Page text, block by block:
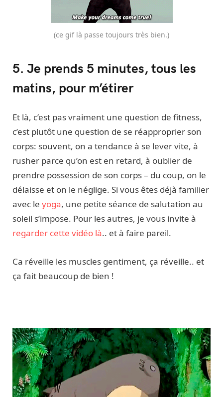
(ce gif là passe toujours très bien.)
5. Je prends 5 minutes, tous les
matins, pour m’étirer
Et là, c’est pas vraiment une question de fitness,
c’est plutôt une question de se réapproprier son
corps: souvent, on a tendance à se lever vite, à
rusher parce qu’on est en retard, à oublier de
prendre possession de son corps – du coup, on le
délaisse et on le néglige. Si vous êtes déjà familier
avec le yoga, une petite séance de salutation au
soleil s’impose. Pour les autres, je vous invite à
regarder cette vidéo là.. et à faire pareil.
Ca réveille les muscles gentiment, ça réveille.. et
ça fait beaucoup de bien !